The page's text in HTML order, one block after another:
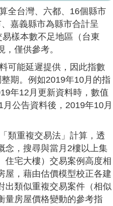
全台灣、六都、16個縣市
嘉義縣市為縣市合計呈
樣本數不足地區（台東
僅供參考。
可能延遲提供，因此指數
期。例如2019年10月的指
年12月更新資料時，數值
公告資料後，2019年10月
類重複交易法」計算，透
念，搜尋與當月2樓以上集
住宅大樓）交易案例高度相
屋，藉由估價模型校正各建
出類似重複交易案件（相似
量房屋價格變動的參考指